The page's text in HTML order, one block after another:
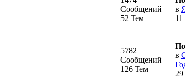
Сообщений
52 Тем
в
5782
Сообщений
126 Тем
в